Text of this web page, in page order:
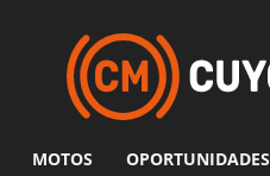
MOTOS OPORTUNIDADES